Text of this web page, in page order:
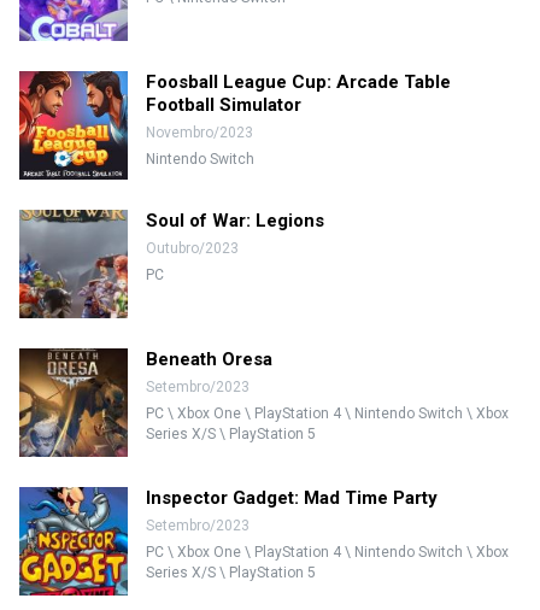
Foosball League Cup: Arcade Table
Football Simulator
Novembro/2023
Nintendo Switch
Soul of War: Legions
Outubro/2023
PC
Beneath Oresa
Setembro/2023
PC \ Xbox One \ PlayStation 4 \ Nintendo Switch \ Xbox
Series X/S \ PlayStation 5
Inspector Gadget: Mad Time Party
Setembro/2023
PC \ Xbox One \ PlayStation 4 \ Nintendo Switch \ Xbox
Series X/S \ PlayStation 5